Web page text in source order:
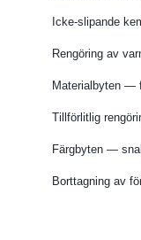
Icke-slipande
Rengöring av
Materialbyten —
Tillförlitlig
Färgbyten —
Borttagning av